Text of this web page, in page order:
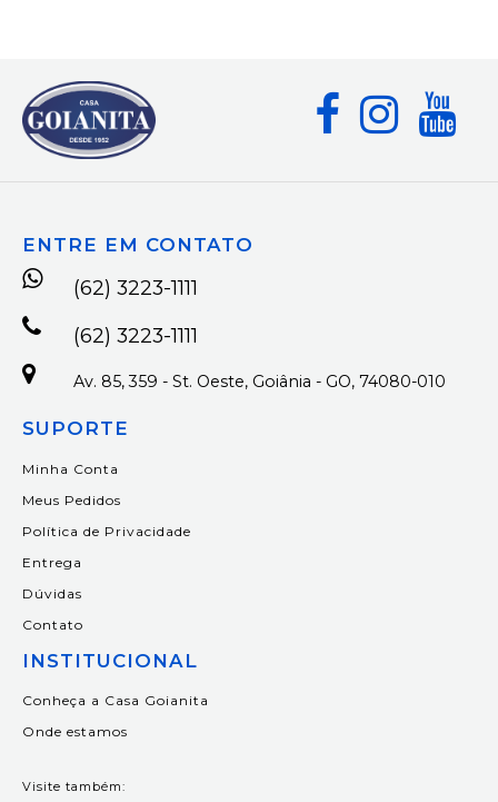
ENTRE EM CONTATO
(62) 3223-1111
(62) 3223-1111
Av. 85, 359 - St. Oeste, Goiânia - GO, 74080-010
SUPORTE
Minha Conta
Meus Pedidos
Política de Privacidade
Entrega
Dúvidas
Contato
INSTITUCIONAL
Conheça a Casa Goianita
Onde estamos
Visite também: